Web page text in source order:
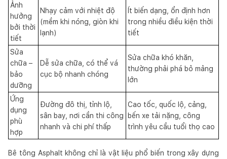
Ảnh
hưởng
bởi thời
tiết
Nhạy cảm với nhiệt độ
(mềm khi nóng, giòn khi
lạnh)
Ít biến dạng, ổn định hơn
trong nhiều điều kiện thời
tiết
Sửa
chữa –
bảo
dưỡng
Dễ sửa chữa, có thể vá
cục bộ nhanh chóng
Sửa chữa khó khăn,
thường phải phá bỏ mảng
lớn
Ứng
dụng
phù
hợp
Đường đô thị, tỉnh lộ,
sân bay, nơi cần thi công
nhanh và chi phí thấp
Cao tốc, quốc lộ, cảng,
bến xe tải nặng, công
trình yêu cầu tuổi thọ cao
Bê tông Asphalt không chỉ là vật liệu phổ biến trong xây dựng